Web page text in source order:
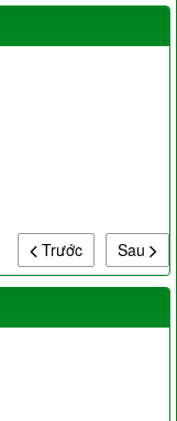
Sau
Trước